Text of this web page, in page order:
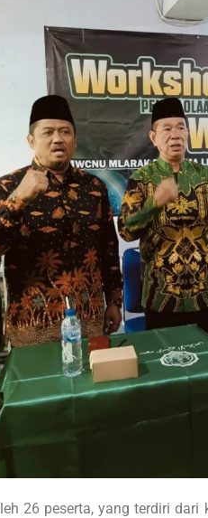
26 peserta, yang terdiri